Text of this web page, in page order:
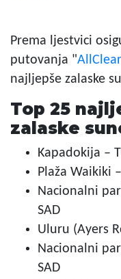
Prema ljestvici
putovanja "AllClear
najljepše zalaske
Top 25
zalaske
Kapadokija –
Plaža Waikiki
Nacionalni
SAD
Uluru (Ayers
Nacionalni
SAD